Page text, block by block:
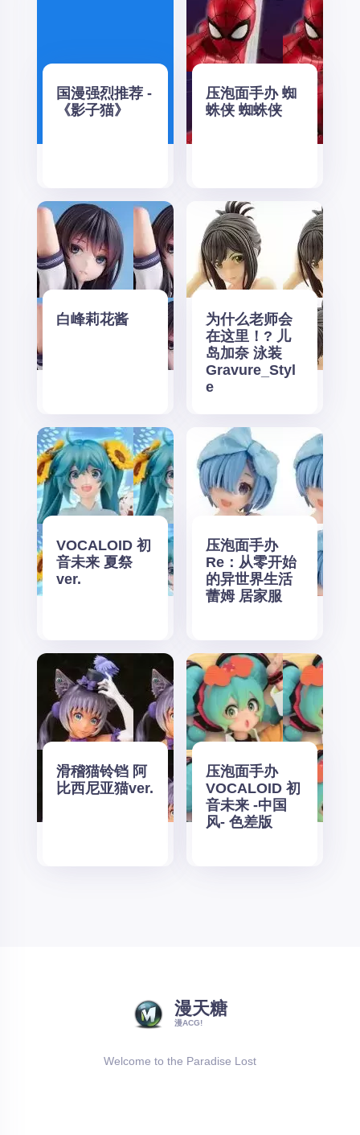
国漫强烈推荐 -
《影子猫》
压泡面手办 蜘
蛛侠 蜘蛛侠
白峰莉花酱
为什么老师会
在这里！? 儿
岛加奈 泳装
Gravure_Styl
e
VOCALOID 初
音未来 夏祭
ver.
压泡面手办
Re：从零开始
的异世界生活
蕾姆 居家服
滑稽猫铃铛 阿
比西尼亚猫ver.
压泡面手办
VOCALOID 初
音未来 -中国
风- 色差版
漫天糖
漫ACG!
Welcome to the Paradise Lost